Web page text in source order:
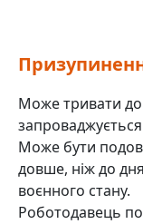
Може тривати до
запроваджується
Може бути
довше, ніж до
воєнного стану.
Роботодавець